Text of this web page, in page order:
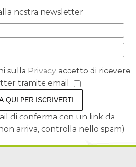
nostra newsletter
sulla Privacy accetto di ricevere
tramite email
QUI PER ISCRIVERTI
di conferma con un link da
arriva, controlla nello spam)